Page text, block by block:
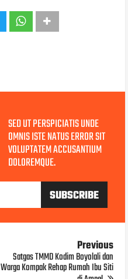
SED UT PERSPICIATIS UNDE
OMNIS ISTE NATUS ERROR SIT
VOLUPTATEM ACCUSANTIUM
DOLOREMQUE.
Previous
Satgas TMMD Kodim Boyolali dan
Warga Kompak Rehap Rumah Ibu Siti